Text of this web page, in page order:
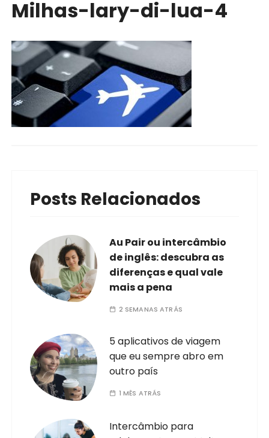
Milhas-lary-di-lua-4
Posts Relacionados
Au Pair ou intercâmbio
de inglês: descubra as
diferenças e qual vale
mais a pena
2 SEMANAS ATRÁS
5 aplicativos de viagem
que eu sempre abro em
outro país
1 MÊS ATRÁS
Intercâmbio para